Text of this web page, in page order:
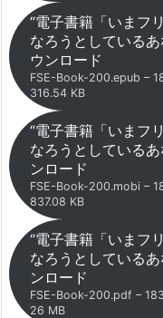
“電子書籍「いまフ
なろうとしている
ウンロード
FSE-Book-200.epub –
316.54 KB
“電子書籍「いまフ
なろうとしている
ンロード
FSE-Book-200.mobi –
837.08 KB
“電子書籍「いまフ
なろうとしている
ンロード
FSE-Book-200.pdf –
26 MB